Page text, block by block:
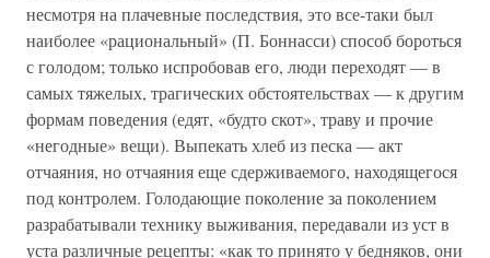
несмотря на плачевные последствия, это все-таки был
наиболее «рациональный» (П. Боннасси) способ бороться
с голодом; только испробовав его, люди переходят — в
самых тяжелых, трагических обстоятельствах — к другим
формам поведения (едят, «будто скот», траву и прочие
«негодные» вещи). Выпекать хлеб из песка — акт
отчаяния, но отчаяния еще сдерживаемого, находящегося
под контролем. Голодающие поколение за поколением
разрабатывали технику выживания, передавали из уст в
уста различные рецепты: «как то принято у бедняков, они